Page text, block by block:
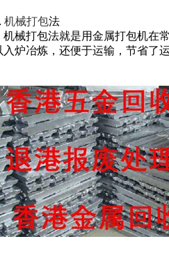
机械打包法
械打包法就是用金属打包机在
入炉冶炼，还便于运输，节省了